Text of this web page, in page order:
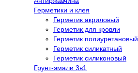
Герметики и клея
Герметик акриловый
Герметик для кровли
Герметик полиуретановый
Герметик силикатный
Герметик силиконовый
Грунт-эмали 3в1